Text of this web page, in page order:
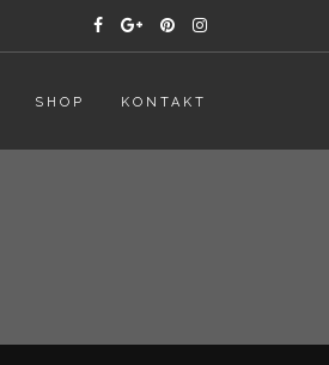
SHOP KONTAKT